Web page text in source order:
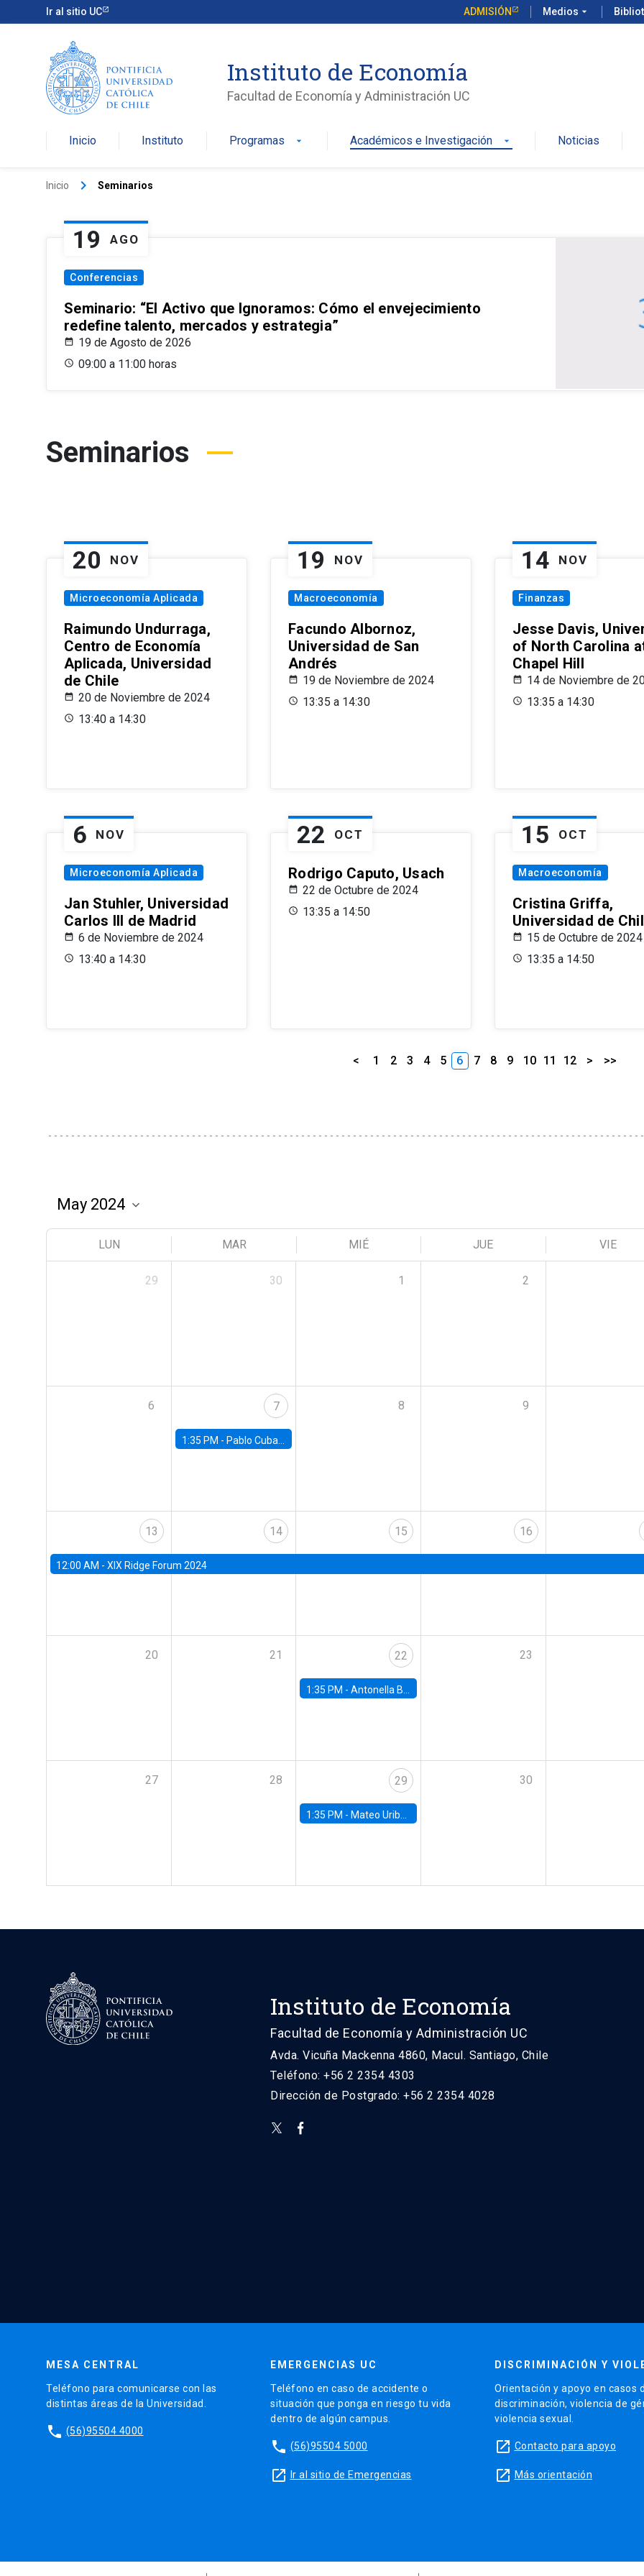
Ir al sitio UC ADMISIÓN Medios arrow_drop_down
Instituto de Economía
Facultad de Economía y Administración UC
Inicio Instituto Programas arrow_drop_down Académicos e Investigación arrow_drop_down Noticias
Inicio keyboard_arrow_right Seminarios
19 AGO
Conferencias
Seminario: “El Activo que Ignoramos: Cómo el envejecimiento
redefine talento, mercados y estrategia”
19 de Agosto de 2026
09:00 a 11:00 horas
Seminarios
20 NOV
Microeconomía Aplicada
Raimundo Undurraga,
Centro de Economía
Aplicada, Universidad
de Chile
20 de Noviembre de 2024
13:40 a 14:30
19 NOV
Macroeconomía
Facundo Albornoz,
Universidad de San
Andrés
19 de Noviembre de 2024
13:35 a 14:30
14 NOV
Finanzas
Jesse Davis,
of North Carolina
Chapel Hill
14 de Noviembre de
13:35 a 14:30
6 NOV
Microeconomía Aplicada
Jan Stuhler, Universidad
Carlos III de Madrid
6 de Noviembre de 2024
13:40 a 14:30
22 OCT
Rodrigo Caputo, Usach
22 de Octubre de 2024
13:35 a 14:50
15 OCT
Macroeconomía
Cristina Griffa,
Universidad de
15 de Octubre de 2024
13:35 a 14:50
< 1 2 3 4 5 6 7 8 9 10 11 12 > >>
LUN MAR MIÉ JUE VIE
29 30 1 2
6 7
1:35 PM - Pablo Cuba, FED Board
8 9
13
12:00 AM - XIX Ridge Forum 2024
14 15 16
20 21 22
1:35 PM -Antonella Bancalari, Institute for Fiscal Studies (IFS) and Research Associate at University College London (UCL)
23
27 28 29
1:35 PM - Mateo Uribe-Castro, Universidad de los Andes (Colombia)
30
Instituto de Economía
Facultad de Economía y Administración UC
Avda. Vicuña Mackenna 4860, Macul. Santiago, Chile
Teléfono: +56 2 2354 4303
Dirección de Postgrado: +56 2 2354 4028
MESA CENTRAL
Teléfono para comunicarse con las
distintas áreas de la Universidad.
phone (56)95504 4000
EMERGENCIAS UC
Teléfono en caso de accidente o
situación que ponga en riesgo tu vida
dentro de algún campus.
phone (56)95504 5000
launch Ir al sitio de Emergencias
DISCRIMINACIÓN Y
Orientación y apoyo en casos
discriminación, violencia de
violencia sexual.
launch Contacto para apoyo
launch Más orientación